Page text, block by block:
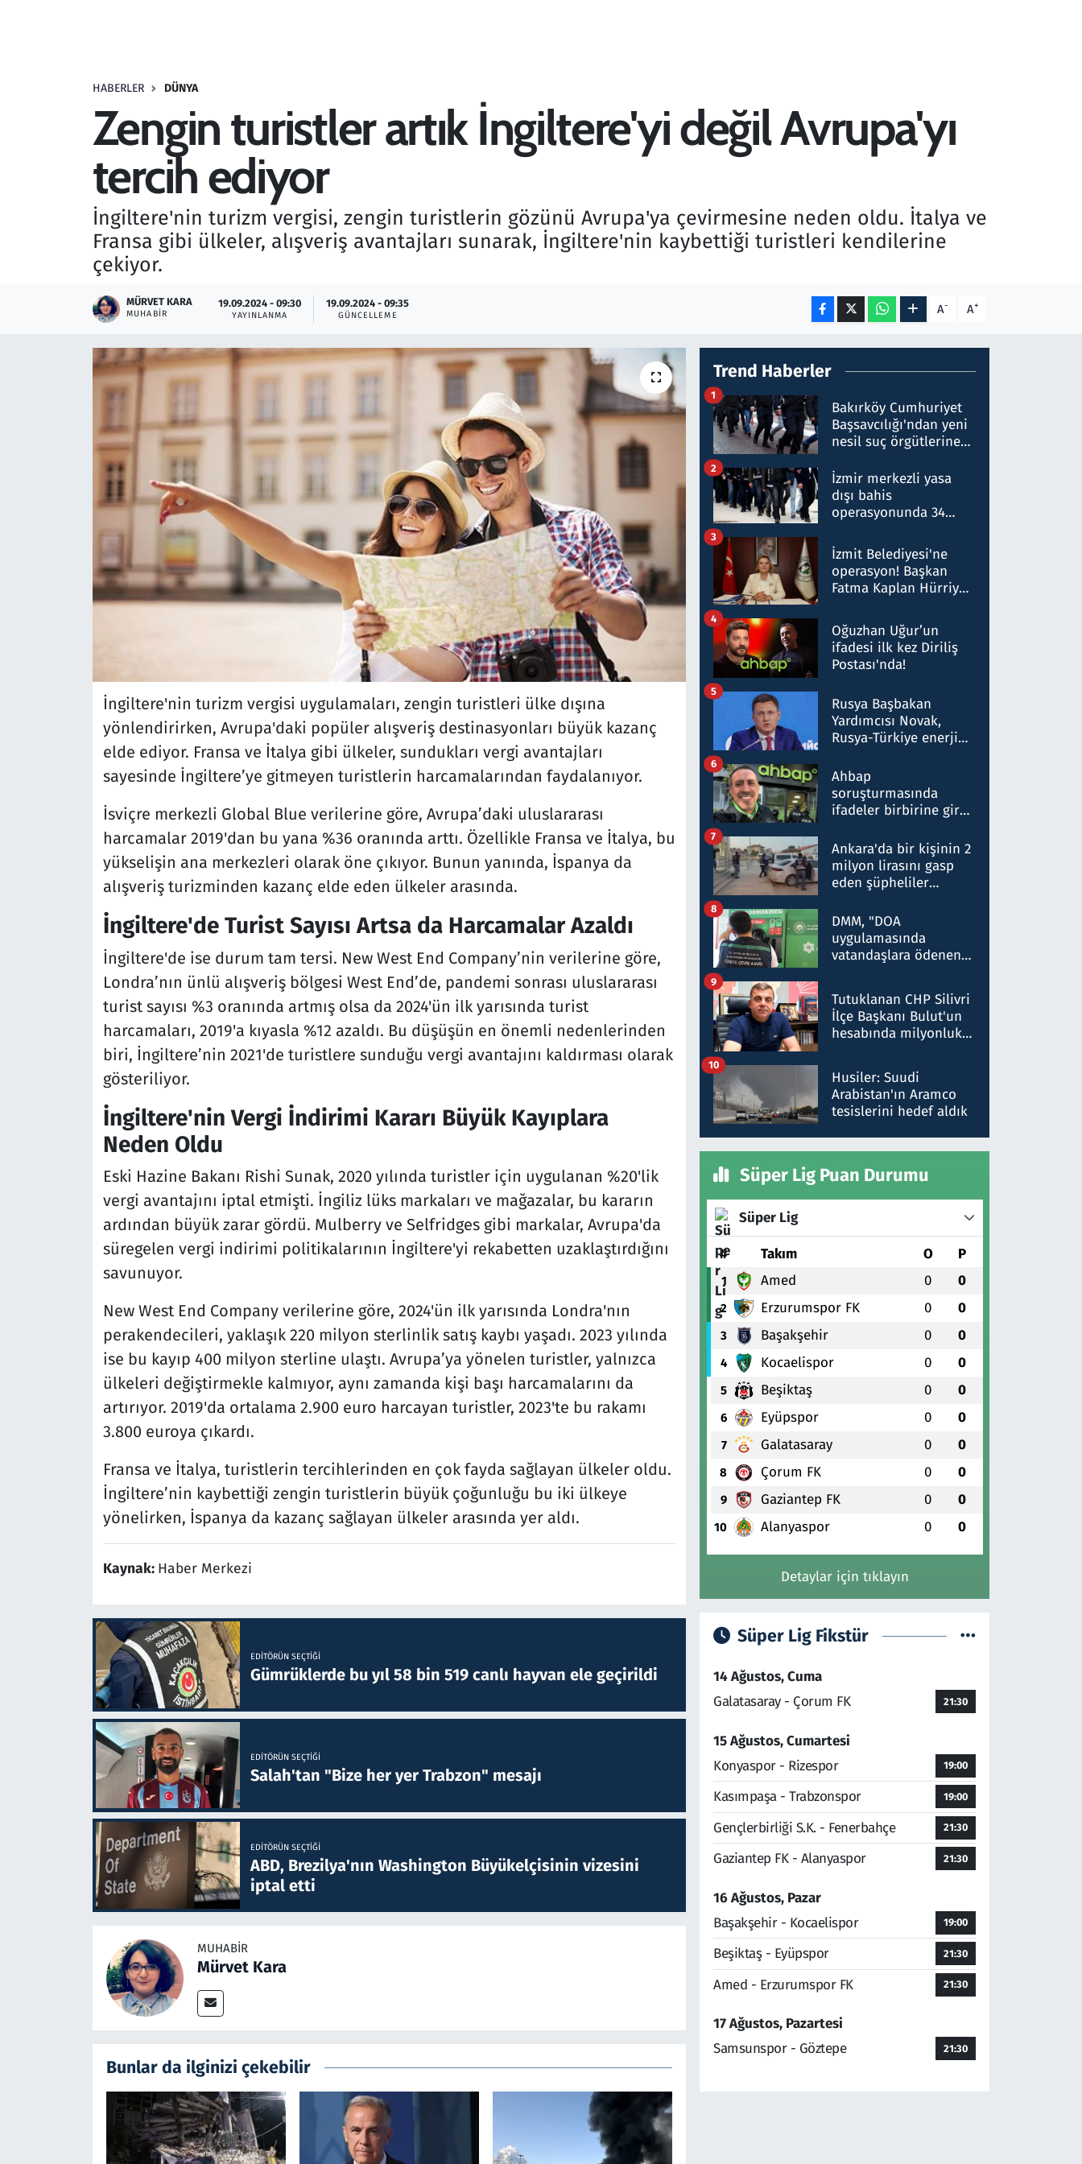
HABERLER DÜNYA
Zengin turistler artık İngiltere'yi değil Avrupa'yı
tercih ediyor
İngiltere'nin turizm vergisi, zengin turistlerin gözünü Avrupa'ya çevirmesine neden oldu. İtalya ve
Fransa gibi ülkeler, alışveriş avantajları sunarak, İngiltere'nin kaybettiği turistleri kendilerine
çekiyor.
MÜRVET KARA
MUHABIR
19.09.2024 - 09:30
YAYINLANMA
19.09.2024 - 09:35
GÜNCELLEME A- A+
İngiltere'nin turizm vergisi uygulamaları, zengin turistleri ülke dışına
yönlendirirken, Avrupa'daki popüler alışveriş destinasyonları büyük kazanç
elde ediyor. Fransa ve İtalya gibi ülkeler, sundukları vergi avantajları
sayesinde İngiltere’ye gitmeyen turistlerin harcamalarından faydalanıyor.
İsviçre merkezli Global Blue verilerine göre, Avrupa’daki uluslararası
harcamalar 2019'dan bu yana %36 oranında arttı. Özellikle Fransa ve İtalya, bu
yükselişin ana merkezleri olarak öne çıkıyor. Bunun yanında, İspanya da
alışveriş turizminden kazanç elde eden ülkeler arasında.
İngiltere'de Turist Sayısı Artsa da Harcamalar Azaldı
İngiltere'de ise durum tam tersi. New West End Company’nin verilerine göre,
Londra’nın ünlü alışveriş bölgesi West End’de, pandemi sonrası uluslararası
turist sayısı %3 oranında artmış olsa da 2024'ün ilk yarısında turist
harcamaları, 2019'a kıyasla %12 azaldı. Bu düşüşün en önemli nedenlerinden
biri, İngiltere’nin 2021'de turistlere sunduğu vergi avantajını kaldırması olarak
gösteriliyor.
İngiltere'nin Vergi İndirimi Kararı Büyük Kayıplara
Neden Oldu
Eski Hazine Bakanı Rishi Sunak, 2020 yılında turistler için uygulanan %20'lik
vergi avantajını iptal etmişti. İngiliz lüks markaları ve mağazalar, bu kararın
ardından büyük zarar gördü. Mulberry ve Selfridges gibi markalar, Avrupa'da
süregelen vergi indirimi politikalarının İngiltere'yi rekabetten uzaklaştırdığını
savunuyor.
New West End Company verilerine göre, 2024'ün ilk yarısında Londra'nın
perakendecileri, yaklaşık 220 milyon sterlinlik satış kaybı yaşadı. 2023 yılında
ise bu kayıp 400 milyon sterline ulaştı. Avrupa’ya yönelen turistler, yalnızca
ülkeleri değiştirmekle kalmıyor, aynı zamanda kişi başı harcamalarını da
artırıyor. 2019'da ortalama 2.900 euro harcayan turistler, 2023'te bu rakamı
3.800 euroya çıkardı.
Fransa ve İtalya, turistlerin tercihlerinden en çok fayda sağlayan ülkeler oldu.
İngiltere’nin kaybettiği zengin turistlerin büyük çoğunluğu bu iki ülkeye
yönelirken, İspanya da kazanç sağlayan ülkeler arasında yer aldı.
Kaynak: Haber Merkezi
EDITÖRÜN SEÇTIĞI
Gümrüklerde bu yıl 58 bin 519 canlı hayvan ele geçirildi
EDITÖRÜN SEÇTIĞI
Salah'tan "Bize her yer Trabzon" mesajı
EDITÖRÜN SEÇTIĞI
ABD, Brezilya'nın Washington Büyükelçisinin vizesini
iptal etti
MUHABIR
Mürvet Kara
Bunlar da ilginizi çekebilir
Trend Haberler
Bakırköy Cumhuriyet
Başsavcılığı'ndan yeni
nesil suç örgütlerine
hakkında gözaltı kararı
1
İzmir merkezli yasa
dışı bahis
operasyonunda 34
Milyar liralık para
trafiği tespit edildi
2
İzmit Belediyesi'ne
operasyon! Başkan
Fatma Kaplan Hürriyet
3
Oğuzhan Uğur’un
ifadesi ilk kez Diriliş
Postası'nda!
4
Rusya Başbakan
Yardımcısı Novak,
Rusya-Türkiye enerji
nitelikte olduğunu
belirtti
5
Ahbap
soruşturmasında
ifadeler birbirine girdi:
ifadelerinden ortaya
çıkan tablo şok etti
6
Ankara'da bir kişinin 2
milyon lirasını gasp
eden şüpheliler
7
DMM, "DOA
uygulamasında
vatandaşlara ödenen
düşürüldüğü" iddiasını
yalanladı
8
Tutuklanan CHP Silivri
İlçe Başkanı Bulut'un
hesabında milyonluk
talimat verdi, ben
gönderdim
9
Husiler: Suudi
Arabistan'ın Aramco
tesislerini hedef aldık
10
Süper Lig Puan Durumu
Süper Lig
# Takım O P
1 Amed 0 0
2 Erzurumspor FK 0 0
3 Başakşehir 0 0
4 Kocaelispor 0 0
5 Beşiktaş 0 0
6 Eyüpspor 0 0
7 Galatasaray 0 0
8 Çorum FK 0 0
9 Gaziantep FK 0 0
10 Alanyaspor 0 0
Detaylar için tıklayın
Süper Lig Fikstür
14 Ağustos, Cuma
Galatasaray - Çorum FK
21:30
15 Ağustos, Cumartesi
Konyaspor - Rizespor
19:00
Kasımpaşa - Trabzonspor 19:00
Gençlerbirliği S.K. - Fenerbahçe 21:30
Gaziantep FK - Alanyaspor 21:30
16 Ağustos, Pazar
Başakşehir - Kocaelispor
19:00
Beşiktaş - Eyüpspor 21:30
Amed - Erzurumspor FK 21:30
17 Ağustos, Pazartesi
Samsunspor - Göztepe
21:30
Savunma Sanayi
Televizyon